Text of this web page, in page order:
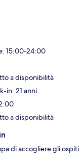
15:00-24:00
a disponibilità
in: 21 anni
a disponibilità
di accogliere gli ospiti